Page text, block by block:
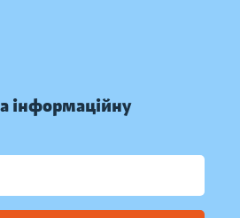
інформаційну